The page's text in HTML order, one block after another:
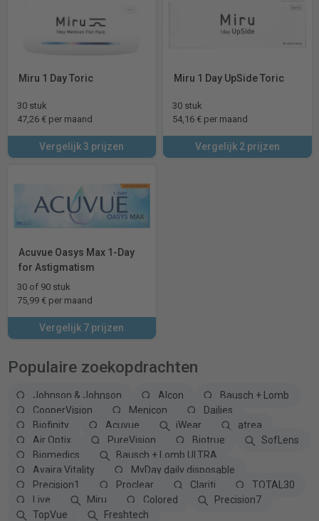
Miru 1 Day Toric
30 stuk
47,26 € per maand
Vergelijk 3 prijzen
Miru 1 Day UpSide Toric
30 stuk
54,16 € per maand
Vergelijk 2 prijzen
Acuvue Oasys Max 1-Day
for Astigmatism
30 of 90 stuk
75,99 € per maand
Vergelijk 7 prijzen
Populaire zoekopdrachten
Johnson & Johnson Alcon
Bausch + Lomb
CooperVision
Menicon
Dailies
Biofinity
Acuvue iWear
atrea
Air Optix
PureVision Biotrue
SofLens
Biomedics
Bausch + Lomb ULTRA
Avaira Vitality
MyDay daily disposable
Precision1
Proclear Clariti
TOTAL30
Live
Miru Colored
Precision7
TopVue
Freshtech